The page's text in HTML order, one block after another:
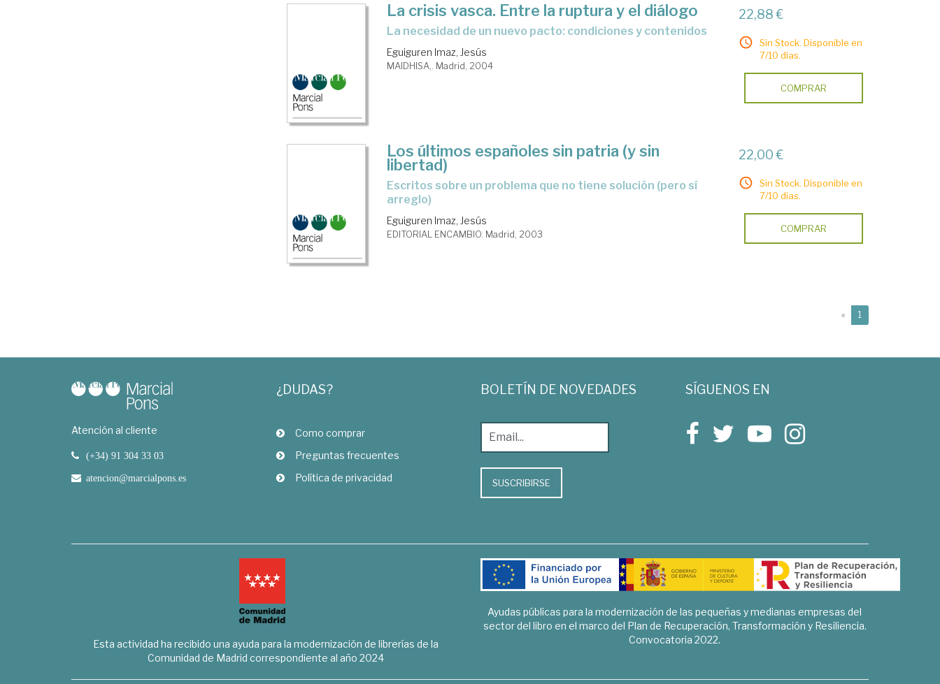
La crisis vasca. Entre la ruptura y el diálogo
la necesidad de un nuevo pacto: condiciones y contenidos
Eguiguren Imaz, Jesús
MAIDHISA,. Madrid, 2004
22,88 €
Sin Stock. Disponible en
7/10 días.
COMPRAR
Los últimos españoles sin patria (y sin
libertad)
escritos sobre un problema que no tiene solución (pero sí
arreglo)
Eguiguren Imaz, Jesús
EDITORIAL ENCAMBIO. Madrid, 2003
22,00 €
Sin Stock. Disponible en
7/10 días.
COMPRAR
« 1
Atención al cliente
(+34) 91 304 33 03
atencion@marcialpons.es
¿DUDAS?
Como comprar
Preguntas frecuentes
Política de privacidad
BOLETÍN DE NOVEDADES
SUSCRIBIRSE
SÍGUENOS EN
Esta actividad ha recibido una ayuda para la modernización de librerías de la
Comunidad de Madrid correspondiente al año 2024
Ayudas públicas para la modernización de las pequeñas y medianas empresas del
sector del libro en el marco del Plan de Recuperación, Transformación y Resiliencia.
Convocatoria 2022.